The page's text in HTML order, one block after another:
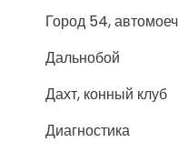
Город 54,
Дальнобой
Дахт, конный клуб
Диагностика